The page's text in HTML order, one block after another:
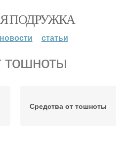
ПОДРУЖКА
новости статьи
тошноты
Средства от тошноты